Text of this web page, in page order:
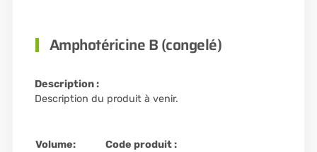
Amphotéricine B (congelé)
Description :
Description du produit à venir.
Volume:
Code produit :